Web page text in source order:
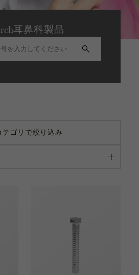
お問い合わせ
用 携帯アダプター
耳鼻科製品
テゴリで絞り込み